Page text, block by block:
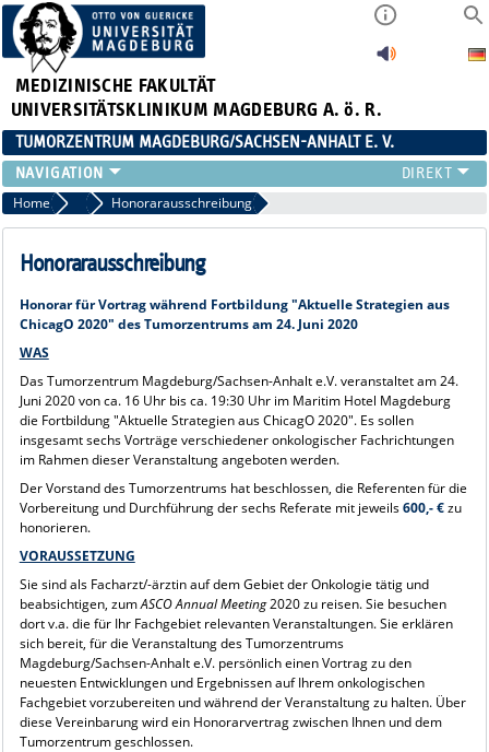
MEDIZINISCHE FAKULTÄT
UNIVERSITÄTSKLINIKUM MAGDEBURG A. ö. R.
TUMORZENTRUM MAGDEBURG/SACHSEN-ANHALT E. V.
ÜBER UNS
TEAM
AKTUELLES
PROJEKTE
ARBEITSGRUPPEN
KONTAKT
ANMELDUNG HÄMATOLOGISCHER STAMMTISCH 02.09.2026
Home AktuellesHonorarausschreibung
Honorarausschreibung
Honorar für Vortrag während Fortbildung "Aktuelle Strategien aus
ChicagO 2020" des Tumorzentrums am 24. Juni 2020
WAS
Das Tumorzentrum Magdeburg/Sachsen-Anhalt e.V. veranstaltet am 24.
Juni 2020 von ca. 16 Uhr bis ca. 19:30 Uhr im Maritim Hotel Magdeburg
die Fortbildung "Aktuelle Strategien aus ChicagO 2020". Es sollen
insgesamt sechs Vorträge verschiedener onkologischer Fachrichtungen
im Rahmen dieser Veranstaltung angeboten werden.
Der Vorstand des Tumorzentrums hat beschlossen, die Referenten für die
Vorbereitung und Durchführung der sechs Referate mit jeweils600,- €zu
honorieren.
VORAUSSETZUNG
Sie sind als Facharzt/-ärztin auf dem Gebiet der Onkologie tätig und
beabsichtigen, zumASCO Annual Meeting2020 zu reisen. Sie besuchen
dort v.a. die für Ihr Fachgebiet relevanten Veranstaltungen. Sie erklären
sich bereit, für die Veranstaltung des Tumorzentrums
Magdeburg/Sachsen-Anhalt e.V. persönlich einen Vortrag zu den
neuesten Entwicklungen und Ergebnissen auf Ihrem onkologischen
Fachgebiet vorzubereiten und während der Veranstaltung zu halten. Über
diese Vereinbarung wird ein Honorarvertrag zwischen Ihnen und dem
Tumorzentrum geschlossen.